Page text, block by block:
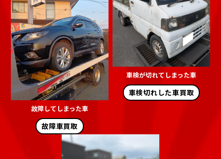
故障してしまった車
故障車買取
車検が切れてしまった車
車検切れした車買取